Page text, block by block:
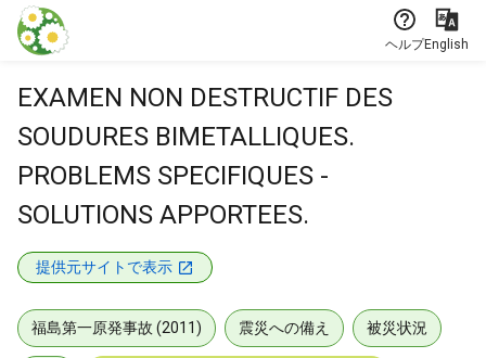
本文に飛ぶ
ヘルプEnglish
EXAMEN NON DESTRUCTIF DES
SOUDURES BIMETALLIQUES.
PROBLEMS SPECIFIQUES -
SOLUTIONS APPORTEES.
提供元サイトで表示
福島第一原発事故 (2011) 震災への備え 被災状況